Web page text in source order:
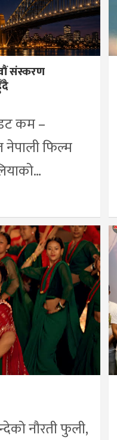
संस्करण
कम –
नेपाली फिल्म
नौरती फुली,